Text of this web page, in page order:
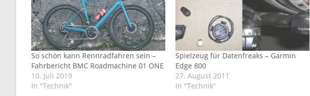
So schön kann Rennradfahren sein –
Fahrbericht BMC Roadmachine 01 ONE
10. Juli 2019
In "Technik"
Spielzeug für Datenfreaks – Garmin
Edge 800
27. August 2011
In "Technik"